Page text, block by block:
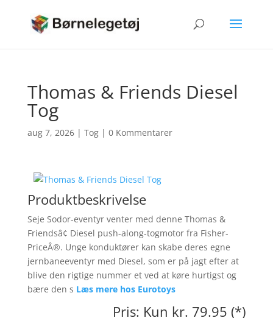
Thomas & Friends Diesel
Tog
aug 7, 2026| Tog| 0 Kommentarer
Produktbeskrivelse
Seje Sodor-eventyr venter med denne Thomas &
Friendsâ¢ Diesel push-along-togmotor fra Fisher-
PriceÂ®. Unge konduktører kan skabe deres egne
jernbaneeventyr med Diesel, som er på jagt efter at
blive den rigtige nummer et ved at køre hurtigst og
bære den s Læs mere hos Eurotoys
Pris: Kun kr. 79.95 (*)